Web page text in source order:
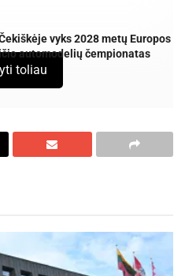
vyks 2028 metų Europos
automodelių čempionatas
nepakils.
Lietuvos futbolo
grubiai suklydo
– susidariusia situacija
toliau